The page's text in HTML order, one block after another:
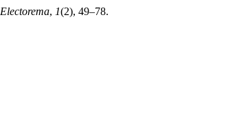
Electorema, 1(2), 49–78.